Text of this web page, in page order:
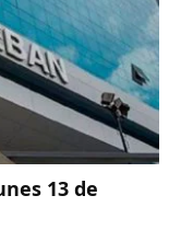
13 de